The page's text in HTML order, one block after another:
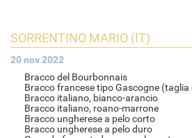
SORRENTINO MARIO (IT)
20 nov 2022
Bracco del Bourbonnais
Bracco francese tipo Gascogne (taglia
Bracco italiano, bianco-arancio
Bracco italiano, roano-marrone
Bracco ungherese a pelo corto
Bracco ungherese a pelo duro